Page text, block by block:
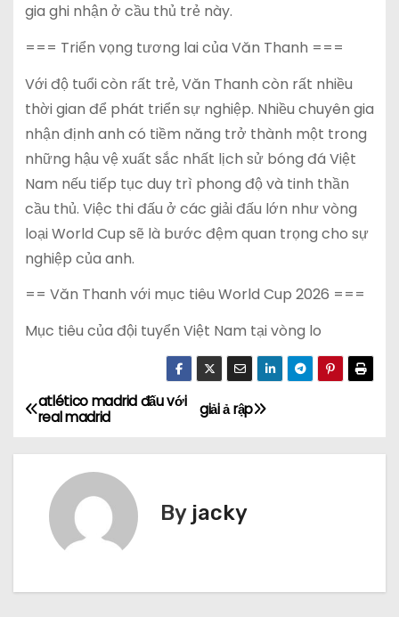
gia ghi nhận ở cầu thủ trẻ này.
=== Triển vọng tương lai của Văn Thanh ===
Với độ tuổi còn rất trẻ, Văn Thanh còn rất nhiều
thời gian để phát triển sự nghiệp. Nhiều chuyên gia
nhận định anh có tiềm năng trở thành một trong
những hậu vệ xuất sắc nhất lịch sử bóng đá Việt
Nam nếu tiếp tục duy trì phong độ và tinh thần
cầu thủ. Việc thi đấu ở các giải đấu lớn như vòng
loại World Cup sẽ là bước đệm quan trọng cho sự
nghiệp của anh.
== Văn Thanh với mục tiêu World Cup 2026 ===
Mục tiêu của đội tuyển Việt Nam tại vòng lo
Đ
i
ư
giải ả rập
atlético madrid đấu với
real madrid
By jacky